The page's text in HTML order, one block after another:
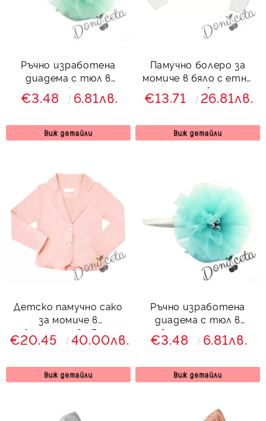
Ръчно изработена
диадема с тюл в
тюркоаз
€3.48 6.81лв.
Виж детайли
Памучно болеро за
момиче в бяло с етно
мотиви
€13.71 26.81лв.
Виж детайли
Детско памучно сако
за момиче в
бледорозово Гери
€20.45 40.00лв.
Виж детайли
Ръчно изработена
диадема с тюл в
светлосиньо от
колекция Светлосияна
€3.48 6.81лв.
Виж детайли